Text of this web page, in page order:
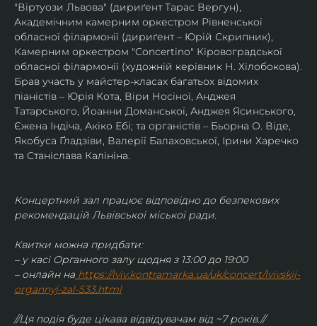
"Віртуози Львова" (дириґент Тарас Вергун),
Академічним камерним оркестром Рівненської
обласної філармонії (дириґент – Юрій Скрипник),
Камерним оркестром "Concertino" Кіровоградської
обласної філармонії (художній керівник Н. Хілобокова).
Брав участь у майстер-класах багатьох відомих
піаністів – Юрія Кота, Віри Носіної, Анджея
Татарського, Йоанни Доманської, Анджея Ясинського,
Єжена Індіча, Акіко Ебі; та органістів – Бьорна О. Віде,
Якобуса Ґладзіви, Валерії Балаховської, Ірини Харечко
та Станіслава Калініна.
Концертний зал працює відповідно до безпекових
рекомендацій Львівської міської ради.
Квитки можна придбати:
– у касі Органного залу щодня з 13:00 до 19:00
– онлайн на https://lviv.kontramarka.ua/uk/concert/lvivskij-
organnyj-zal-533.html
//Ця подія буде цікава відвідувачам від ~7 років.//